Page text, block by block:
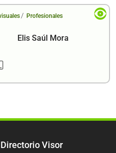
/ Profesionales
Elis Saúl Mora
Directorio Visor